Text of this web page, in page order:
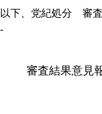
以下、党紀処分 審
審査結果意見